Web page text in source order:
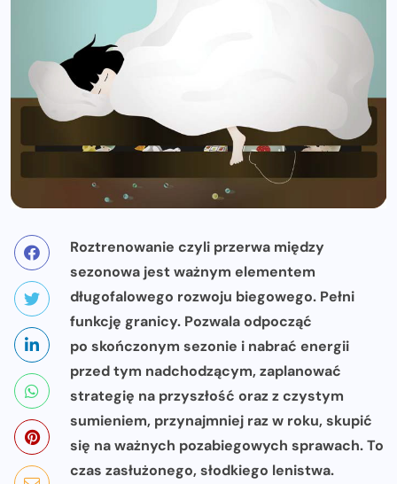
Roztrenowanie czyli przerwa między
sezonowa jest ważnym elementem
długofalowego rozwoju biegowego. Pełni
funkcję granicy. Pozwala odpocząć
po skończonym sezonie i nabrać energii
przed tym nadchodzącym, zaplanować
strategię na przyszłość oraz z czystym
sumieniem, przynajmniej raz w roku, skupić
się na ważnych pozabiegowych sprawach. To
czas zasłużonego, słodkiego lenistwa.